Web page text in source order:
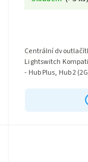
Centrální
Lightswitch Kompatibilní s centrálními jednotkami
- Hub Plus, Hub 2